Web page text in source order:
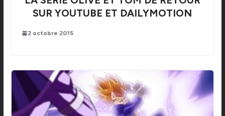
SUR YOUTUBE ET DAILYMOTION
2 octobre 2015